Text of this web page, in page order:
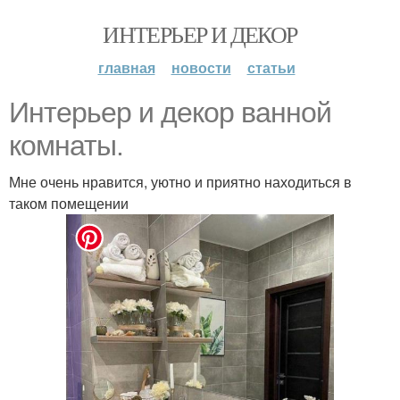
ИНТЕРЬЕР И ДЕКОР
главная новости статьи
Интерьер и декор ванной
комнаты.
Мне очень нравится, уютно и приятно находиться в
таком помещении